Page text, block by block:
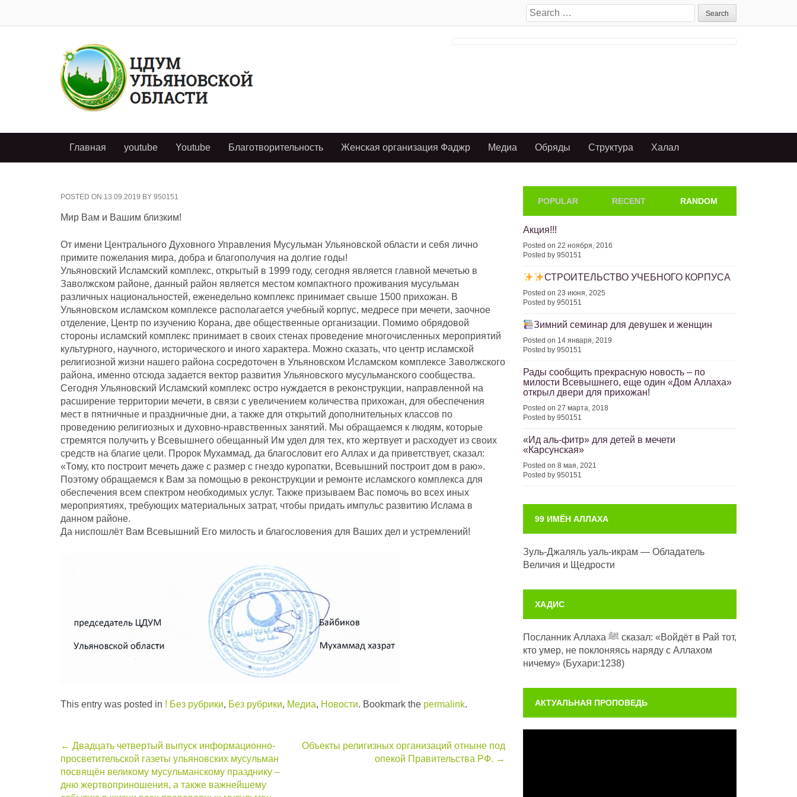
Search
for:
Главная youtube Youtube Благотворительность Женская организация Фаджр Медиа Обряды Структура Халал
POSTED ON 13.09.2019 BY 950151
Мир Вам и Вашим близким!
От имени Центрального Духовного Управления Мусульман Ульяновской области и себя лично
примите пожелания мира, добра и благополучия на долгие годы!
Ульяновский Исламский комплекс, открытый в 1999 году, сегодня является главной мечетью в
Заволжском районе, данный район является местом компактного проживания мусульман
различных национальностей, еженедельно комплекс принимает свыше 1500 прихожан. В
Ульяновском исламском комплексе располагается учебный корпус, медресе при мечети, заочное
отделение, Центр по изучению Корана, две общественные организации. Помимо обрядовой
стороны исламский комплекс принимает в своих стенах проведение многочисленных мероприятий
культурного, научного, исторического и иного характера. Можно сказать, что центр исламской
религиозной жизни нашего района сосредоточен в Ульяновском Исламском комплексе Заволжского
района, именно отсюда задается вектор развития Ульяновского мусульманского сообщества.
Сегодня Ульяновский Исламский комплекс остро нуждается в реконструкции, направленной на
расширение территории мечети, в связи с увеличением количества прихожан, для обеспечения
мест в пятничные и праздничные дни, а также для открытий дополнительных классов по
проведению религиозных и духовно-нравственных занятий. Мы обращаемся к людям, которые
стремятся получить у Всевышнего обещанный Им удел для тех, кто жертвует и расходует из своих
средств на благие цели. Пророк Мухаммад, да благословит его Аллах и да приветствует, сказал:
«Тому, кто построит мечеть даже с размер с гнездо куропатки, Всевышний построит дом в раю».
Поэтому обращаемся к Вам за помощью в реконструкции и ремонте исламского комплекса для
обеспечения всем спектром необходимых услуг. Также призываем Вас помочь во всех иных
мероприятиях, требующих материальных затрат, чтобы придать импульс развитию Ислама в
данном районе.
Да ниспошлёт Вам Всевышний Его милость и благословения для Ваших дел и устремлений!
This entry was posted in ! Без рубрики, Без рубрики, Медиа, Новости. Bookmark the permalink.
Post
navigation
← Двадцать четвертый выпуск информационно-
просветительской газеты ульяновских мусульман
посвящён великому мусульманскому празднику –
дню жертвоприношения, а также важнейшему
Объекты религизных организаций отныне под
опекой Правительства РФ. →
POPULAR RECENT RANDOM
Акция!!!
Posted on 22 ноября, 2016
Posted by 950151
СТРОИТЕЛЬСТВО УЧЕБНОГО КОРПУСА
Posted on 23 июня, 2025
Posted by 950151
Зимний семинар для девушек и женщин
Posted on 14 января, 2019
Posted by 950151
Рады сообщить прекрасную новость – по
милости Всевышнего, еще один «Дом Аллаха»
открыл двери для прихожан!
Posted on 27 марта, 2018
Posted by 950151
«Ид аль-фитр» для детей в мечети
«Карсунская»
Posted on 8 мая, 2021
Posted by 950151
99 ИМЁН АЛЛАХА
Зуль-Джаляль уаль-икрам — Обладатель
Величия и Щедрости
ХАДИС
Посланник Аллаха ﷺ сказал: «Войдёт в Рай тот,
кто умер, не поклоняясь наряду с Аллахом
ничему» (Бухари:1238)
АКТУАЛЬНАЯ ПРОПОВЕДЬ